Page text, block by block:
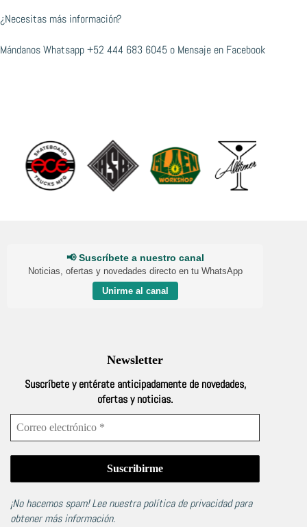
¿Necesitas más información?
Mándanos Whatsapp+52 444 683 6045 o Mensaje en Facebook
📢 Suscríbete a nuestro canal
Noticias, ofertas y novedades directo en tu WhatsApp
Unirme al canal
Newsletter
Suscríbete y entérate anticipadamente de novedades,
ofertas y noticias.
¡No hacemos spam! Lee nuestrapolítica de privacidadpara
obtener más información.